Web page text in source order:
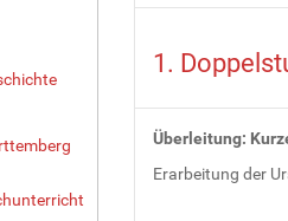
1.
Überleitung:
Erarbeitung der